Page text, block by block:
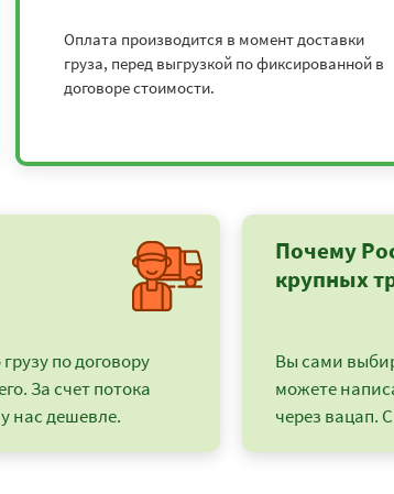
Оплата производится в момент доставки
груза, перед выгрузкой по фиксированной в
договоре стоимости.
по договору
За счет потока
нас дешевле.
Почему
крупных
Вы сами
можете
через вацап.